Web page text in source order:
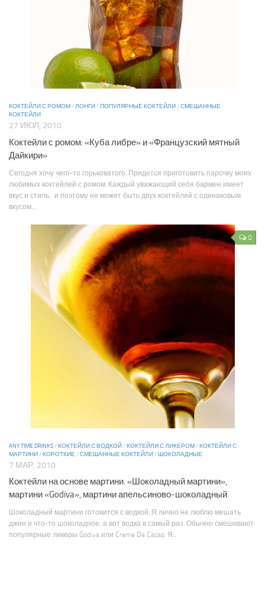
КОКТЕЙЛИ С РОМОМ /ЛОНГИ / ПОПУЛЯРНЫЕ КОКТЕЙЛИ /СМЕШАННЫЕ
КОКТЕЙЛИ
27 ИЮЛ, 2010
Коктейли с ромом: «Куба либре» и «Французский мятный
Дайкири»
Сегодня хочу чего-то горьковатого. Придется приготовить парочку моих
любимых коктейлей с ромом. Каждый уважающий себя бармен имеет
вкус и стиль, и поэтому не может быть двух коктейлей с одинаковым
вкусом....
0
ANY TIME DRINKS/КОКТЕЙЛИ С ВОДКОЙ/КОКТЕЙЛИ С ЛИКЕРОМ/КОКТЕЙЛИ С
МАРТИНИ/КОРОТКИЕ/СМЕШАННЫЕ КОКТЕЙЛИ/ШОКОЛАДНЫЕ
7 МАР, 2010
Коктейли на основе мартини. «Шоколадный мартини»,
мартини «Godiva», мартини апельсиново-шоколадный
Шоколадный мартини готовится с водкой. Я лично не люблю мешать
джин и что-то шоколадное, а вот водка в самый раз. Обычно смешивают
популярные ликеры Godiva или Creme De Cacao. Я...